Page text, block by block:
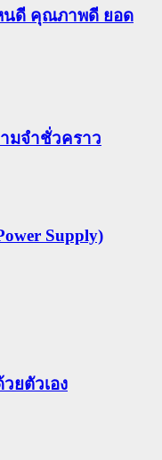
นดี คุณภาพดี ยอด
มจำชั่วคราว
Supply)
ยตัวเอง